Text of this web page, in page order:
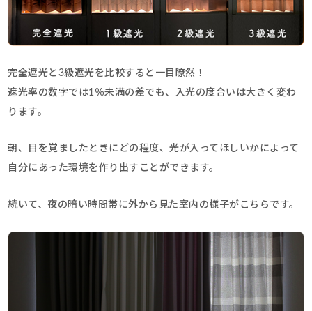
完全遮光と3級遮光を比較すると一目瞭然！
遮光率の数字では1％未満の差でも、入光の度合いは大きく変わ
ります。
朝、目を覚ましたときにどの程度、光が入ってほしいかによって
自分にあった環境を作り出すことができます。
続いて、夜の暗い時間帯に外から見た室内の様子がこちらです。